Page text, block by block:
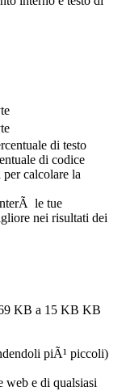
di testo
di codice
calcolare la
le tue
nei risultati dei
69 KB a 15 KB KB
piÃ¹ piccoli)
web e di qualsiasi